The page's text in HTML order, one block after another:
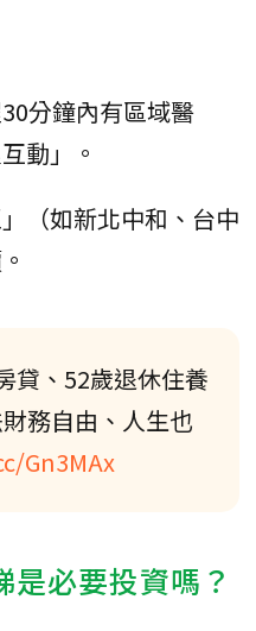
分鐘內有區域醫
動」。
（如新北中和、台中
貸、52歲退休住養
務自由、人生也
Gn3MAx
必要投資嗎？